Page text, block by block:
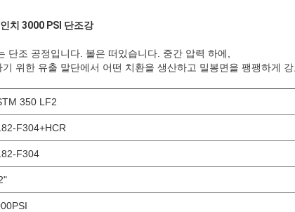
치 3000 PSI 단조강
단조 공정입니다. 볼은 떠있습니다. 중간 압력 하에,
위한 유출 말단에서 어떤 치환을 생산하고 밀봉면을 팽팽하게
350 LF2
F304+HCR
F304